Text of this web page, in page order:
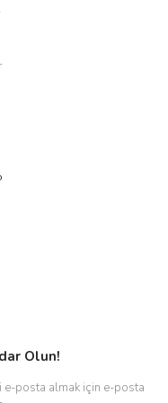
Olun!
e-posta almak için e-posta